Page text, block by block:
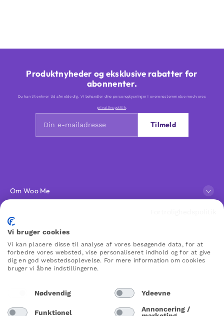
Produktnyheder og eksklusive rabatter for
abonnenter.
Du kan til enhver tid afmelde dig. Vi behandler dine personoplysninger i overensstemmelse med vores
privatlivspolitik.
Tilmeld
Om Woo Me
Kundeservice
Favoritter
WOO ME
Vi bruger cookies
Vi kan placere disse til analyse af vores besøgende data, for at
forbedre vores websted, vise personaliseret indhold og for at give
dig en god webstedsoplevelse. For mere information om cookies
bruger vi åbne indstillingerne.
Nødvendig Ydeevne
Funktionel
Annoncering /